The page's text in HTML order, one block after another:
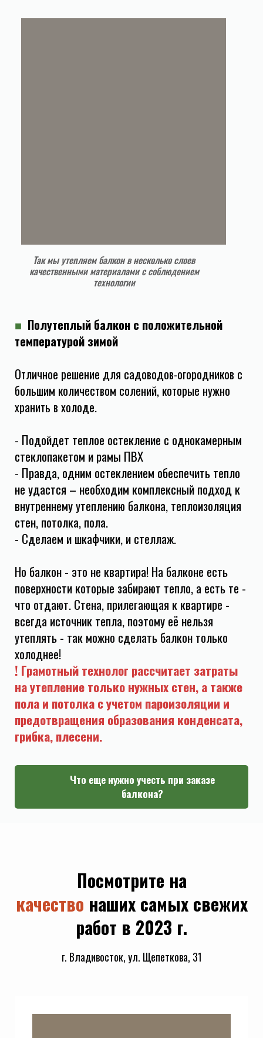
Так мы утепляем балкон в несколько слоев
качественными материалами с соблюдением
технологии
■ Полутеплый балкон с положительной
температурой зимой
Отличное решение для садоводов-огородников с
большим количеством солений, которые нужно
хранить в холоде.
- Подойдет теплое остекление с однокамерным
стеклопакетом и рамы ПВХ
- Правда, одним остеклением обеспечить тепло
не удастся – необходим комплексный подход к
внутреннему утеплению балкона, теплоизоляция
стен, потолка, пола.
- Сделаем и шкафчики, и стеллаж.
Но балкон - это не квартира! На балконе есть
поверхности которые забирают тепло, а есть те -
что отдают. Стена, прилегающая к квартире -
всегда источник тепла, поэтому её нельзя
утеплять - так можно сделать балкон только
холоднее!
! Грамотный технолог рассчитает затраты
на утепление только нужных стен, а также
пола и потолка с учетом пароизоляции и
предотвращения образования конденсата,
грибка, плесени.
Что еще нужно учесть при заказе
балкона?
Посмотрите на
качество наших самых свежих
работ в 2023 г.
г. Владивосток, ул. Щепеткова, 31